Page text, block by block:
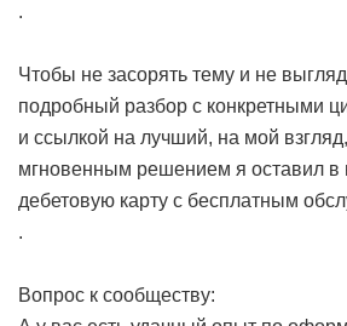
.
Чтобы не засорять тему и не
подробный разбор с конкретными
и ссылкой на лучший, на мой
мгновенным решением я оставил в
дебетовую карту с бесплатным
.
Вопрос к сообществу: